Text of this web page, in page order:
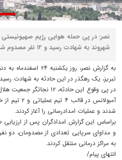
نصر: در پی حمله هوایی رژیم صهیونیستی
شهروند به شهادت رسید و ۱۲ نفر مصدوم شدند
به گزارش نصر، روز
تبریز، یک رهگذر در این حادثه به شهادت رسید و ۱۲ نفر از شهروندان مصدوم
آمبولانس در
شدند و عملیات امدادرسانی را آغاز کردند.
براساس این گزارش امدادگران پس از
و مداوای سرپایی تعدادی از مصدومان، دو
به مراکز درمانی منتقل کردند.
انتهای پیام/